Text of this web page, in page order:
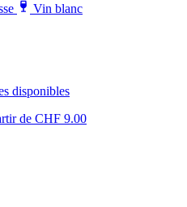
Vin blanc
disponibles
de CHF 9.00